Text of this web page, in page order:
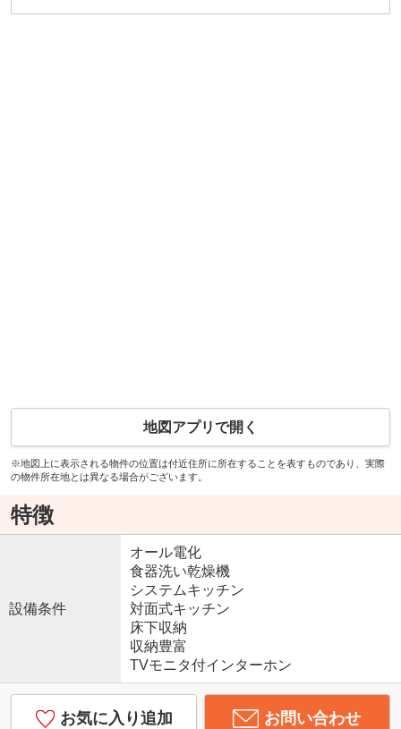
地図アプリで開く
※地図上に表示される物件の位置は付近住所に所在することを表すものであり、実際
の物件所在地とは異なる場合がございます。
特徴
設備条件
オール電化
食器洗い乾燥機
システムキッチン
対面式キッチン
床下収納
収納豊富
TVモニタ付インターホン
お気に入り追加 お問い合わせ